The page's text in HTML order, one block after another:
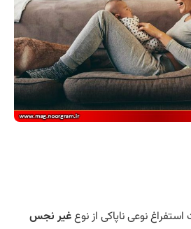
نوعی ناپاکی از نوعغیر نجس